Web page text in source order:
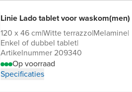
Linie Lado tablet voor waskom(men)
120 x 46 cm|Witte terrazzo|Melamine|
Enkel of dubbel tablet|
Artikelnummer 209340
Op voorraad
Specificaties